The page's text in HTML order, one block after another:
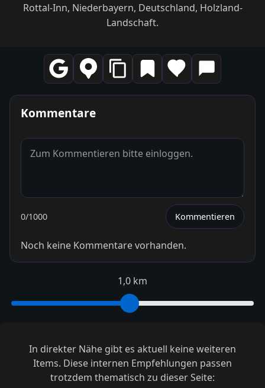
Rottal-Inn, Niederbayern, Deutschland, Holzland-
Landschaft.
Kommentare
0/1000 Kommentieren
Noch keine Kommentare vorhanden.
1,0 km
In direkter Nähe gibt es aktuell keine weiteren
Items. Diese internen Empfehlungen passen
trotzdem thematisch zu dieser Seite: